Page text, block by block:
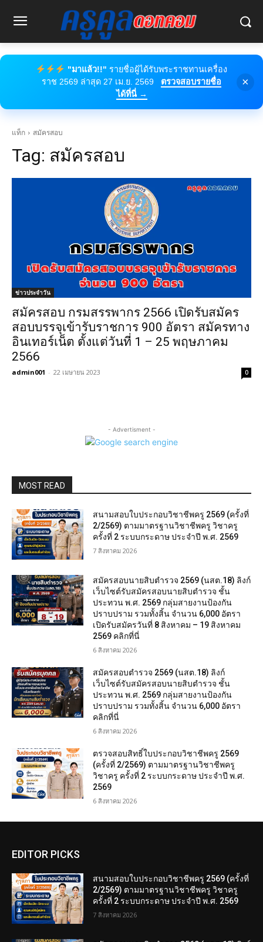
"มาแล้ว!!" รายชื่อผู้ได้รับพระราชทานเครื่อง
ราช 2569 ล่าสุด 27 เม.ย. 2569
ตรวจสอบรายชื่อ
ได้ที่นี่ →
×
แท็ก สมัครสอบ
Tag: สมัครสอบ
ข่าวประจำวัน
สมัครสอบ กรมสรรพากร 2566 เปิดรับสมัคร
สอบบรรจุเข้ารับราชการ 900 อัตรา สมัครทาง
อินเทอร์เน็ต ตั้งแต่วันที่ 1 – 25 พฤษภาคม
2566
admin001 - 22 เมษายน 2023 0
- Advertisment -
MOST READ
สนามสอบใบประกอบวิชาชีพครู 2569 (ครั้งที่
2/2569) ตามมาตรฐานวิชาชีพครู วิชาครู
ครั้งที่ 2 ระบบกระดาษ ประจำปี พ.ศ. 2569
7 สิงหาคม 2026
สมัครสอบนายสิบตำรวจ 2569 (นสต.18) ลิงก์
เว็บไซต์รับสมัครสอบนายสิบตำรวจ ชั้น
ประทวน พ.ศ. 2569 กลุ่มสายงานป้องกัน
ปราบปราม รวมทั้งสิ้น จำนวน 6,000 อัตรา
เปิดรับสมัครวันที่ 8 สิงหาคม – 19 สิงหาคม
2569 คลิกที่นี่
6 สิงหาคม 2026
สมัครสอบตํารวจ 2569 (นสต.18) ลิงก์
เว็บไซต์รับสมัครสอบนายสิบตำรวจ ชั้น
ประทวน พ.ศ. 2569 กลุ่มสายงานป้องกัน
ปราบปราม รวมทั้งสิ้น จำนวน 6,000 อัตรา
คลิกที่นี่
6 สิงหาคม 2026
ตรวจสอบสิทธิ์ใบประกอบวิชาชีพครู 2569
(ครั้งที่ 2/2569) ตามมาตรฐานวิชาชีพครู
วิชาครู ครั้งที่ 2 ระบบกระดาษ ประจำปี พ.ศ.
2569
6 สิงหาคม 2026
EDITOR PICKS
สนามสอบใบประกอบวิชาชีพครู 2569 (ครั้งที่
2/2569) ตามมาตรฐานวิชาชีพครู วิชาครู
ครั้งที่ 2 ระบบกระดาษ ประจำปี พ.ศ. 2569
7 สิงหาคม 2026